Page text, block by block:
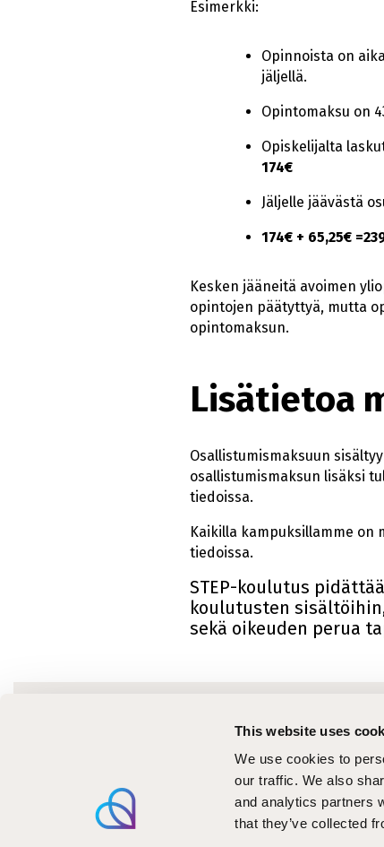
This website uses
We use cookies to
our traffic. We also
and analytics partners
that they’ve collected
Esimerkki:
Opinnoista on
jäljellä.
Opintomaksu on
Opiskelijalta
174€
Jäljelle jäävästä
174€ + 65,25€
Kesken jääneitä avoimen
opintojen päätyttyä, mutta
opintomaksun.
Lisätietoa
Osallistumismaksuun
osallistumismaksun lisäksi
tiedoissa.
Kaikilla kampuksillamme on
tiedoissa.
STEP-koulutus
koulutusten
sekä oikeuden perua